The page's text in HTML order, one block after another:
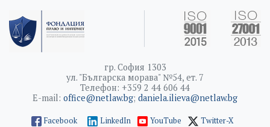
гр. София 1303
ул. "Българска морава" №54, ет. 7
Телефон: +359 2 44 606 44
E-mail: office@netlaw.bg; daniela.ilieva@netlaw.bg
Facebook LinkedIn YouTube Twitter-X